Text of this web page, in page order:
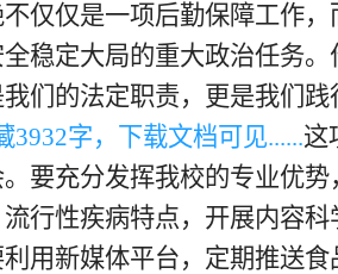
仅仅是一项后勤保障工作
稳定大局的重大政治任务
们的法定职责，更是我们
3932字，下载文档可见......这
要充分发挥我校的专业优势
行性疾病特点，开展内容
用新媒体平台，定期推送